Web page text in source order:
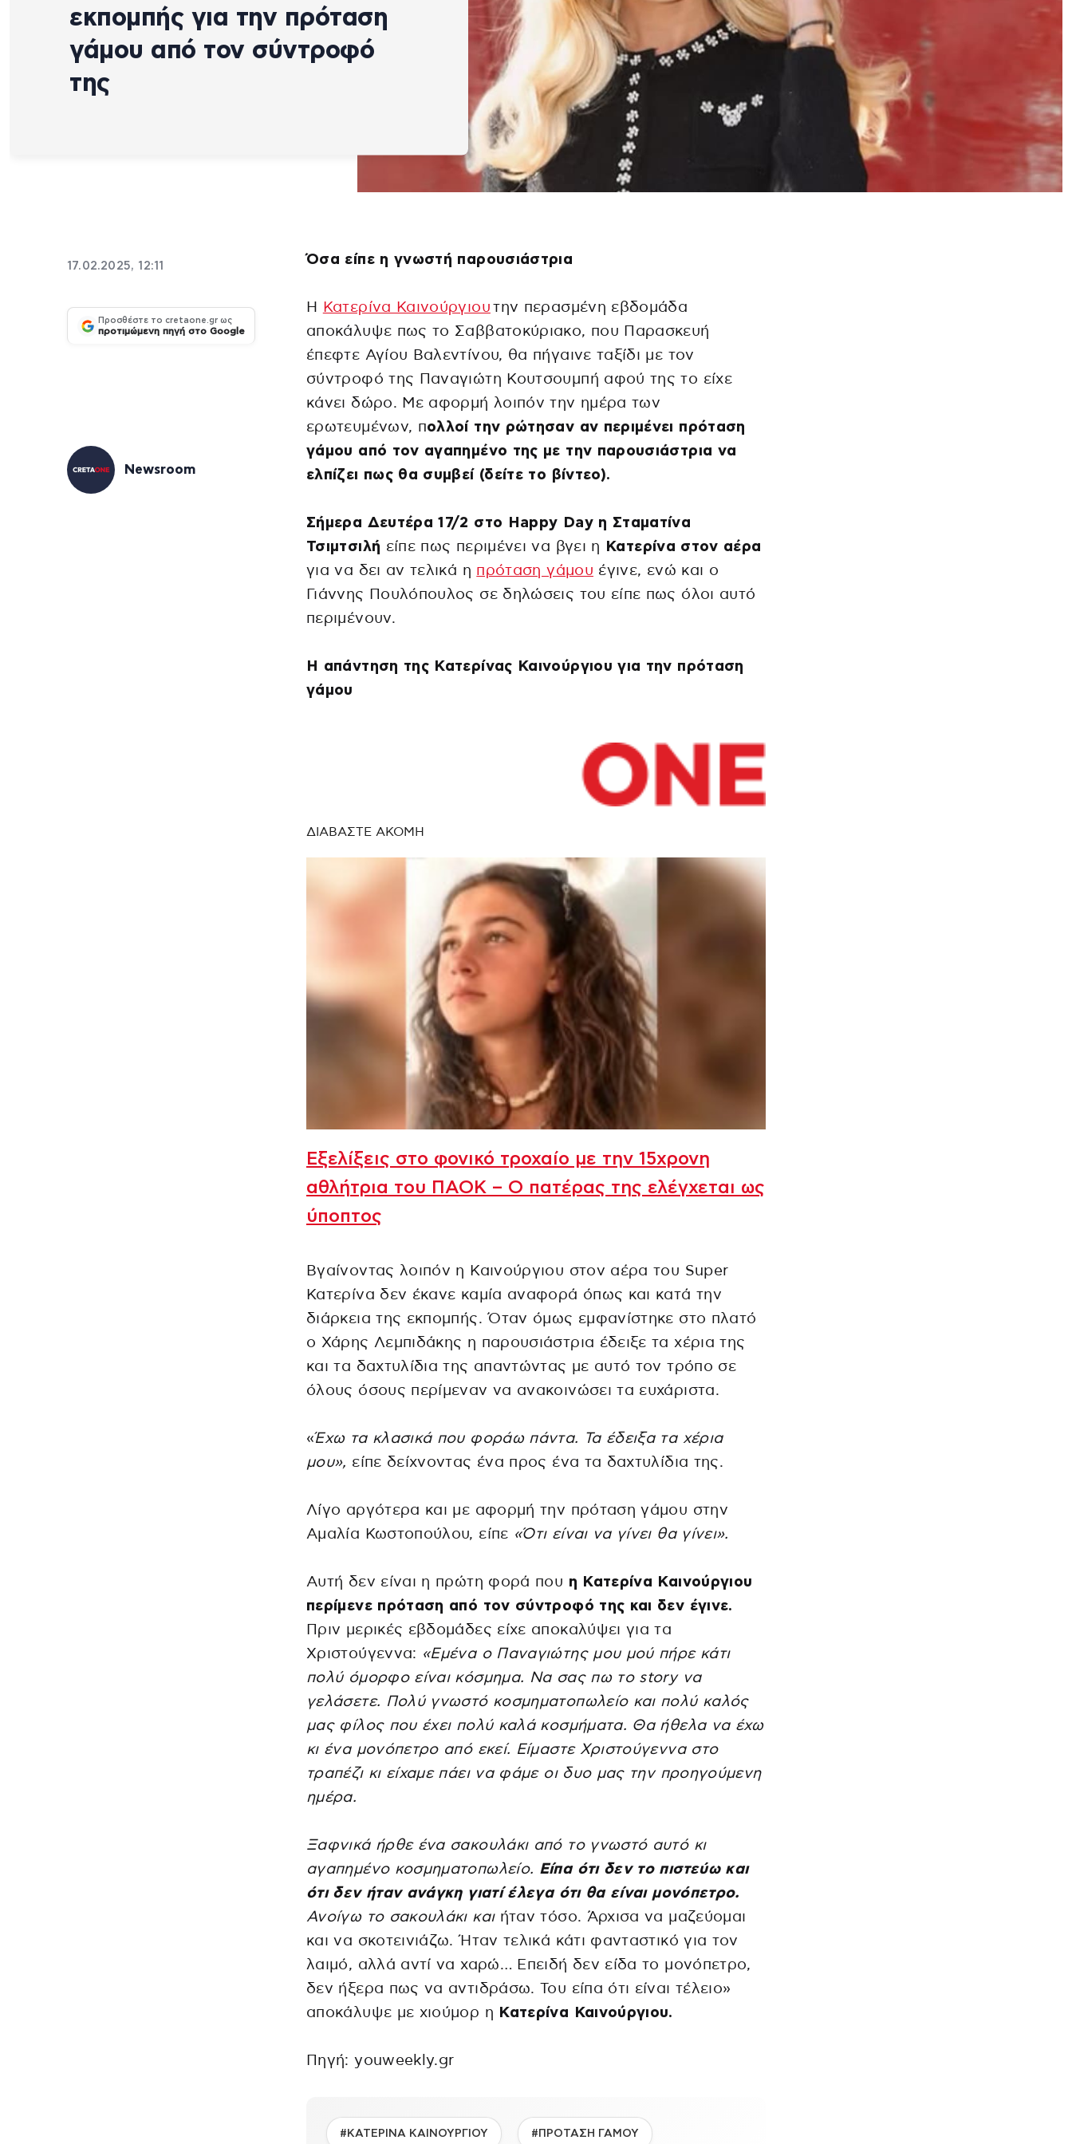
εκπομπής για την πρόταση
γάμου από τον σύντροφό
της
17.02.2025, 12:11
Προσθέστε το cretaone.gr ως
προτιμώμενη πηγή στο Google
Newsroom
Όσα είπε η γνωστή παρουσιάστρια
Η Κατερίνα Καινούργιου την περασμένη εβδομάδα
αποκάλυψε πως το Σαββατοκύριακο, που Παρασκευή
έπεφτε Αγίου Βαλεντίνου, θα πήγαινε ταξίδι με τον
σύντροφό της Παναγιώτη Κουτσουμπή αφού της το είχε
κάνει δώρο. Με αφορμή λοιπόν την ημέρα των
ερωτευμένων, πολλοί την ρώτησαν αν περιμένει πρόταση
γάμου από τον αγαπημένο της με την παρουσιάστρια να
ελπίζει πως θα συμβεί (δείτε το βίντεο).
Σήμερα Δευτέρα 17/2 στο Happy Day η Σταματίνα
Τσιμτσιλή είπε πως περιμένει να βγει η Κατερίνα στον αέρα
για να δει αν τελικά η πρόταση γάμου έγινε, ενώ και ο
Γιάννης Πουλόπουλος σε δηλώσεις του είπε πως όλοι αυτό
περιμένουν.
Η απάντηση της Κατερίνας Καινούργιου για την πρόταση
γάμου
ΔΙΑΒΑΣΤΕ ΑΚΟΜΗ
Εξελίξεις στο φονικό τροχαίο με την 15χρονη
αθλήτρια του ΠΑΟΚ – Ο πατέρας της ελέγχεται ως
ύποπτος
Βγαίνοντας λοιπόν η Καινούργιου στον αέρα του Super
Κατερίνα δεν έκανε καμία αναφορά όπως και κατά την
διάρκεια της εκπομπής. Όταν όμως εμφανίστηκε στο πλατό
ο Χάρης Λεμπιδάκης η παρουσιάστρια έδειξε τα χέρια της
και τα δαχτυλίδια της απαντώντας με αυτό τον τρόπο σε
όλους όσους περίμεναν να ανακοινώσει τα ευχάριστα.
«Έχω τα κλασικά που φοράω πάντα. Τα έδειξα τα χέρια
μου», είπε δείχνοντας ένα προς ένα τα δαχτυλίδια της.
Λίγο αργότερα και με αφορμή την πρόταση γάμου στην
Αμαλία Κωστοπούλου, είπε «Ότι είναι να γίνει θα γίνει».
Αυτή δεν είναι η πρώτη φορά που η Κατερίνα Καινούργιου
περίμενε πρόταση από τον σύντροφό της και δεν έγινε.
Πριν μερικές εβδομάδες είχε αποκαλύψει για τα
Χριστούγεννα: «Εμένα ο Παναγιώτης μου μού πήρε κάτι
πολύ όμορφο είναι κόσμημα. Να σας πω το story να
γελάσετε. Πολύ γνωστό κοσμηματοπωλείο και πολύ καλός
μας φίλος που έχει πολύ καλά κοσμήματα. Θα ήθελα να έχω
κι ένα μονόπετρο από εκεί. Είμαστε Χριστούγεννα στο
τραπέζι κι είχαμε πάει να φάμε οι δυο μας την προηγούμενη
ημέρα.
Ξαφνικά ήρθε ένα σακουλάκι από το γνωστό αυτό κι
αγαπημένο κοσμηματοπωλείο. Είπα ότι δεν το πιστεύω και
ότι δεν ήταν ανάγκη γιατί έλεγα ότι θα είναι μονόπετρο.
Ανοίγω το σακουλάκι καιήταν τόσο. Άρχισα να μαζεύομαι
και να σκοτεινιάζω. Ήταν τελικά κάτι φανταστικό για τον
λαιμό, αλλά αντί να χαρώ… Επειδή δεν είδα το μονόπετρο,
δεν ήξερα πως να αντιδράσω. Του είπα ότι είναι τέλειο»
αποκάλυψε με χιούμορ η Κατερίνα Καινούργιου.
Πηγή: youweekly.gr
#ΚΑΤΕΡΙΝΑ ΚΑΙΝΟΥΡΓΙΟΥ #ΠΡΟΤΑΣΗ ΓΑΜΟΥ